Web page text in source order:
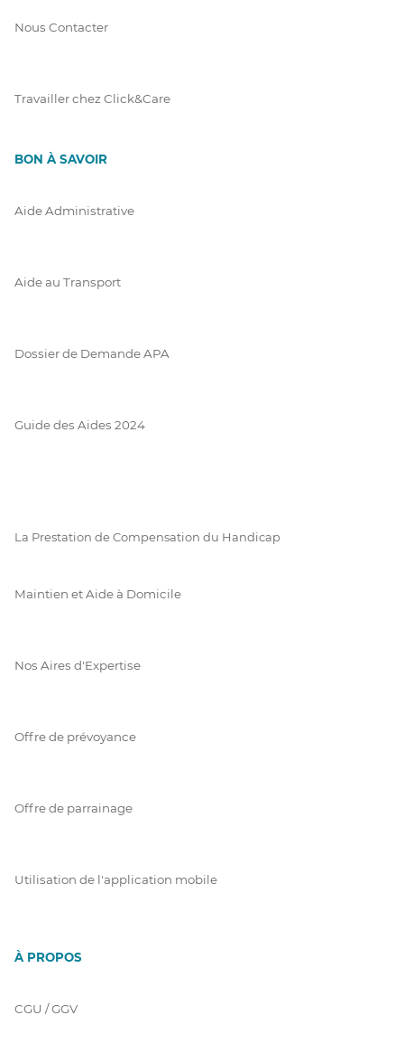
Nous Contacter
Travailler chez Click&Care
BON À SAVOIR
Aide Administrative
Aide au Transport
Dossier de Demande APA
Guide des Aides 2024
La Prestation de Compensation du Handicap
Maintien et Aide à Domicile
Nos Aires d'Expertise
Offre de prévoyance
Offre de parrainage
Utilisation de l'application mobile
À PROPOS
CGU / GGV